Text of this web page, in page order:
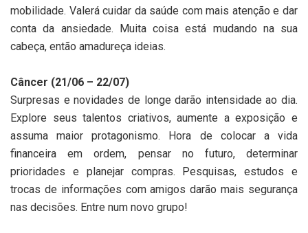
mobilidade. Valerá cuidar da saúde com mais atenção e dar
conta da ansiedade. Muita coisa está mudando na sua
cabeça, então amadureça ideias.
Câncer (21/06 – 22/07)
Surpresas e novidades de longe darão intensidade ao dia.
Explore seus talentos criativos, aumente a exposição e
assuma maior protagonismo. Hora de colocar a vida
financeira em ordem, pensar no futuro, determinar
prioridades e planejar compras. Pesquisas, estudos e
trocas de informações com amigos darão mais segurança
nas decisões. Entre num novo grupo!